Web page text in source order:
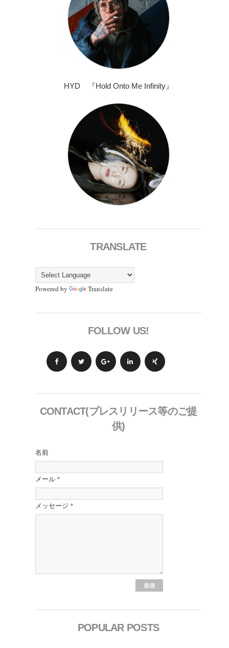
HYD 『Hold Onto Me Infinity』
TRANSLATE
Powered by Translate
FOLLOW US!
CONTACT(プレスリリース等のご提
供)
名前
メール *
メッセージ *
POPULAR POSTS